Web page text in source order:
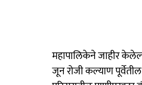
महापालिकेने जाहीर
जून रोजी कल्याण